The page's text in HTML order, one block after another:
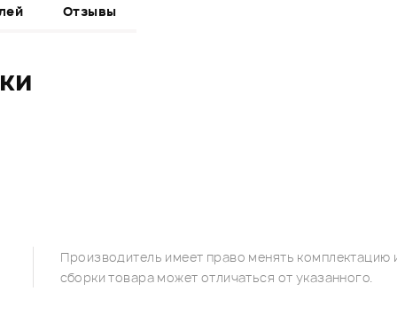
Отзывы
Производитель имеет право менять
сборки товара может отличаться от указанного.